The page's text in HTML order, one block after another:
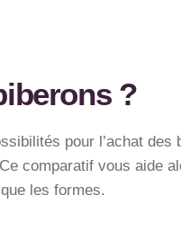
?
pour l’achat des
comparatif vous aide
les formes.